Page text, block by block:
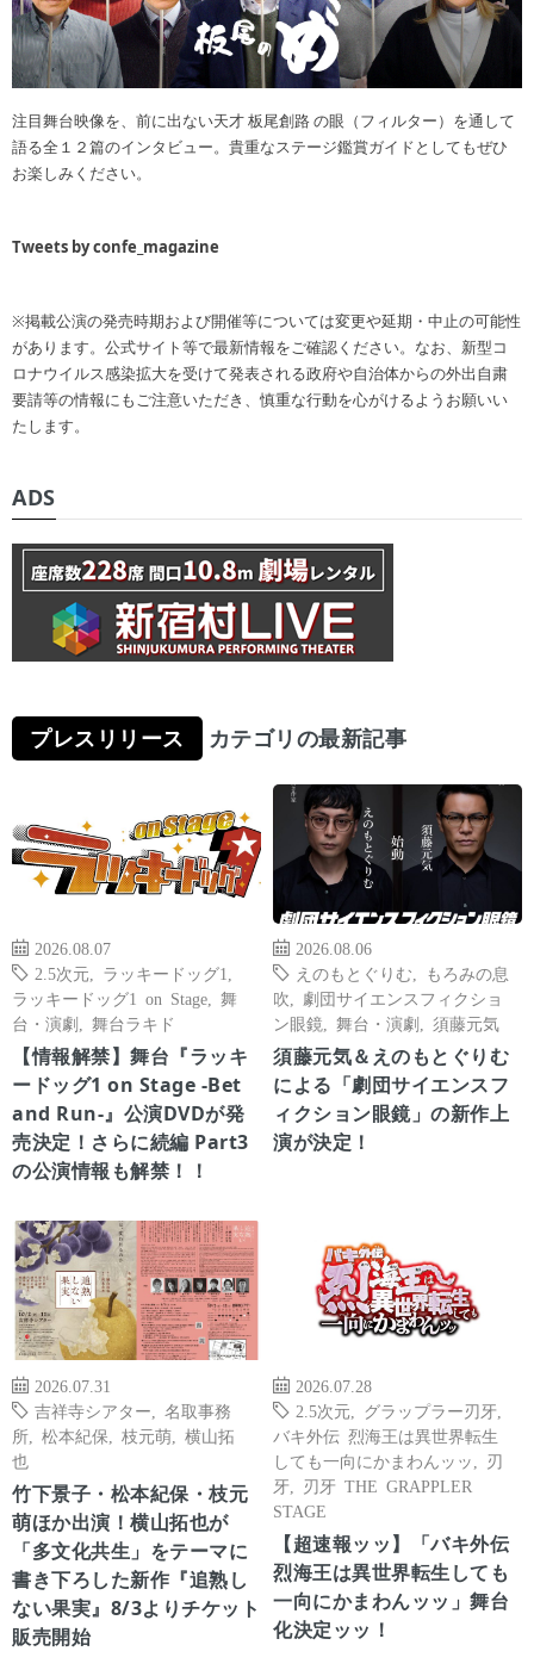
注目舞台映像を、前に出ない天才 板尾創路 の眼（フィルター）を通して
語る全１２篇のインタビュー。貴重なステージ鑑賞ガイドとしてもぜひ
お楽しみください。
Tweets by confe_magazine
※掲載公演の発売時期および開催等については変更や延期・中止の可能性
があります。公式サイト等で最新情報をご確認ください。なお、新型コ
ロナウイルス感染拡大を受けて発表される政府や自治体からの外出自粛
要請等の情報にもご注意いただき、慎重な行動を心がけるようお願いい
たします。
ADS
プレスリリース カテゴリの最新記事
2026.08.07
2.5次元
ラッキードッグ1
ラッキードッグ1 on Stage
舞
台・演劇
舞台ラキド
【情報解禁】舞台『ラッキ
ードッグ1 on Stage -Bet
and Run-』公演DVDが発
売決定！さらに続編 Part3
の公演情報も解禁！！
2026.08.06
えのもとぐりむ
もろみの息
吹
劇団サイエンスフィクショ
ン眼鏡
舞台・演劇 須藤元気
須藤元気＆えのもとぐりむ
による「劇団サイエンスフ
ィクション眼鏡」の新作上
演が決定！
2026.07.31
吉祥寺シアター
名取事務
所
松本紀保 枝元萌
横山拓
也
竹下景子・松本紀保・枝元
萌ほか出演！横山拓也が
「多文化共生」をテーマに
書き下ろした新作『追熟し
ない果実』8/3よりチケット
販売開始
2026.07.28
2.5次元
グラップラー刃牙
バキ外伝 烈海王は異世界転生
しても一向にかまわんッッ
刃
牙
刃牙 THE GRAPPLER
STAGE
【超速報ッッ】「バキ外伝
烈海王は異世界転生しても
一向にかまわんッッ」舞台
化決定ッッ！